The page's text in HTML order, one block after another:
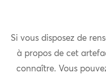
Si vous disposez de
à propos de cet
connaître. Vous